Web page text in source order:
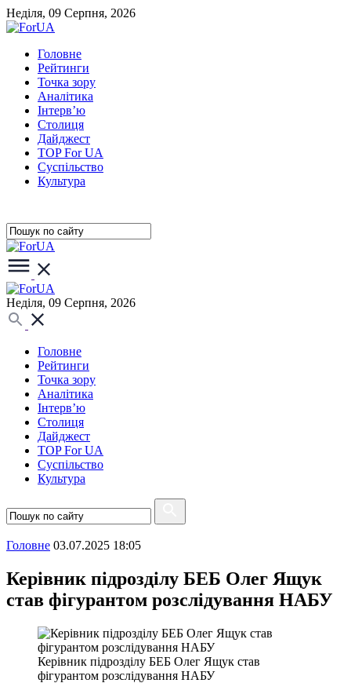
Неділя, 09 Серпня, 2026
Головне
Рейтинги
Точка зору
Аналітика
Інтерв’ю
Столиця
Дайджест
TOP For UA
Суспiльство
Культура
Неділя, 09 Серпня, 2026
Головне
Рейтинги
Точка зору
Аналітика
Інтерв’ю
Столиця
Дайджест
TOP For UA
Суспiльство
Культура
Головне 03.07.2025 18:05
Керівник підрозділу БЕБ Олег Ящук
став фігурантом розслідування НАБУ
Керівник підрозділу БЕБ Олег Ящук став
фігурантом розслідування НАБУ